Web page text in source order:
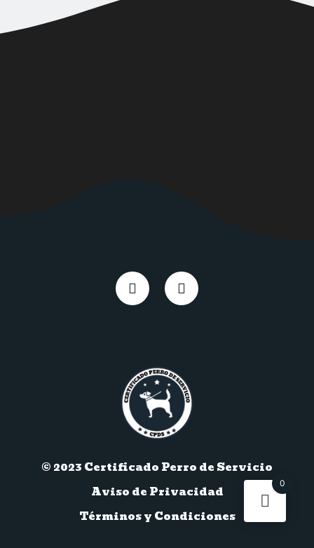
© 2023 Certificado Perro de Servicio
Aviso de Privacidad
Términos y Condiciones
0